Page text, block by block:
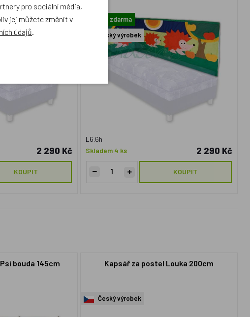
2 290 Kč
KOUPIT
Doprava zdarma
Český výrobek
L6.6h
Skladem 4 ks
2 290 Kč
KOUPIT
bouda 145cm Kapsář za postel Louka 200cm
Český výrobek
pro sociální média,
jej můžete změnit v
údajů.